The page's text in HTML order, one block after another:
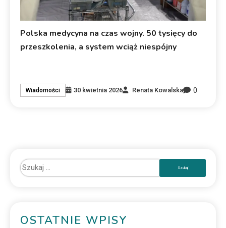
Polska medycyna na czas wojny. 50 tysięcy do
przeszkolenia, a system wciąż niespójny
Wiadomości 30 kwietnia 2026 Renata Kowalska 0
OSTATNIE WPISY